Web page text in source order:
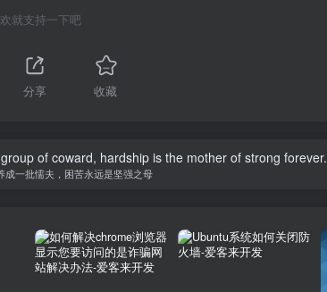
就支持一下吧
分享 收藏
of coward, hardship is the mother of strong forever.
成一批懦夫，困苦永远是坚强之母